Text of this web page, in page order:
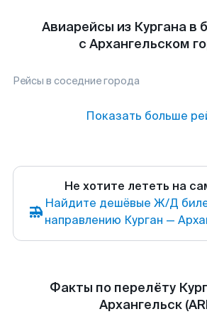
Авиарейсы из Кургана в
с Архангельском
Рейсы в соседние города
Показать больше
Не хотите лететь на
Найдите дешёвые Ж/Д
направлению Курган —
Факты по перелёту
Архангельск